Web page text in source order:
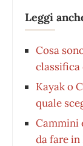
Leggi
Cosa
Kayak o
quale
Cammini
da fare